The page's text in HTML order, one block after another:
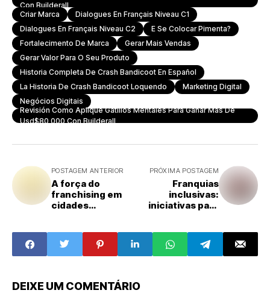
Con Builderall
Criar Marca
Dialogues En Français Niveau C1
Dialogues En Français Niveau C2
E Se Colocar Pimenta?
Fortalecimento De Marca
Gerar Mais Vendas
Gerar Valor Para O Seu Produto
Historia Completa De Crash Bandicoot En Español
La Historia De Crash Bandicoot Loquendo
Marketing Digital
Negócios Digitais
Revisión Como Aplique Gatillos Mentales Para Ganar Más De
Usd$80 000 Con Builderall
POSTAGEM ANTERIOR
A força do
franchising em
cidades
econômico e
social em
mercados menos
PRÓXIMA POSTAGEM
Franquias
inclusivas:
iniciativas para
com deficiência
ou de baixa renda
DEIXE UM COMENTÁRIO